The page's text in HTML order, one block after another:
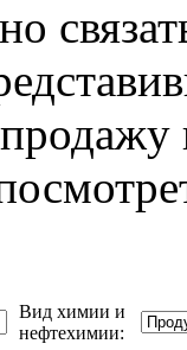
Вид химии и
нефтехимии: